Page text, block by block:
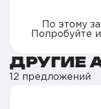
По этому
Попробуйте
ДРУГИЕ
12 предложений